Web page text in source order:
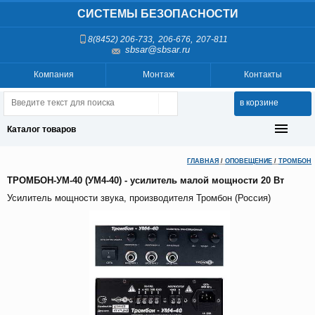
СИСТЕМЫ БЕЗОПАСНОСТИ
8(8452) 206-733, 206-676, 207-811
sbsar@sbsar.ru
Контакты
Монтаж
Компания
в корзине
Каталог товаров
ГЛАВНАЯ / ОПОВЕЩЕНИЕ / ТРОМБОН
ТРОМБОН-УМ-40 (УМ4-40) - усилитель малой мощности 20 Вт
Усилитель мощности звука, производителя Тромбон (Россия)